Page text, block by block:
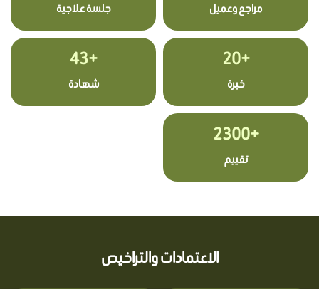
مراجع وعميل جلسة علاجية
+20
خبرة
+43
شهادة
+2300
تقييم
الاعتمادات والتراخيص